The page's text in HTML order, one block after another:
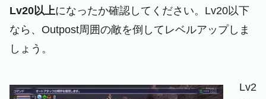
Lv20以上になったか確認してください。Lv20以下
なら、Outpost周囲の敵を倒してレベルアップしま
しょう。
Lv2